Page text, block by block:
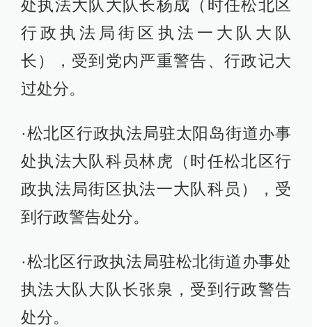
处执法大队大队长杨成（时任松北区
行政执法局街区执法一大队大队
长），受到党内严重警告、行政记大
过处分。
·松北区行政执法局驻太阳岛街道办事
处执法大队科员林虎（时任松北区行
政执法局街区执法一大队科员），受
到行政警告处分。
·松北区行政执法局驻松北街道办事处
执法大队大队长张泉，受到行政警告
处分。